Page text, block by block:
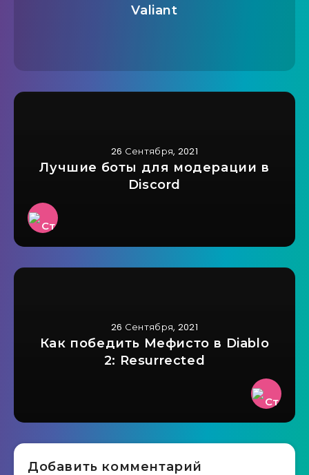
Valiant
26 Сентября, 2021
Лучшие боты для модерации в
Discord
26 Сентября, 2021
Как победить Мефисто в Diablo
2: Resurrected
Добавить комментарий